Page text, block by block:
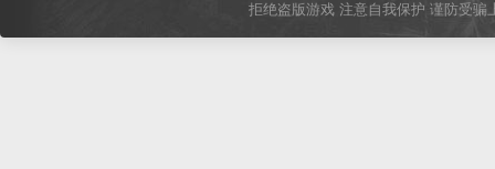
拒绝盗版游戏 注意自我保护 谨防受